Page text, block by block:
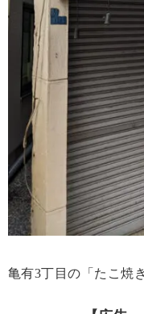
亀有3丁目の「たこ焼